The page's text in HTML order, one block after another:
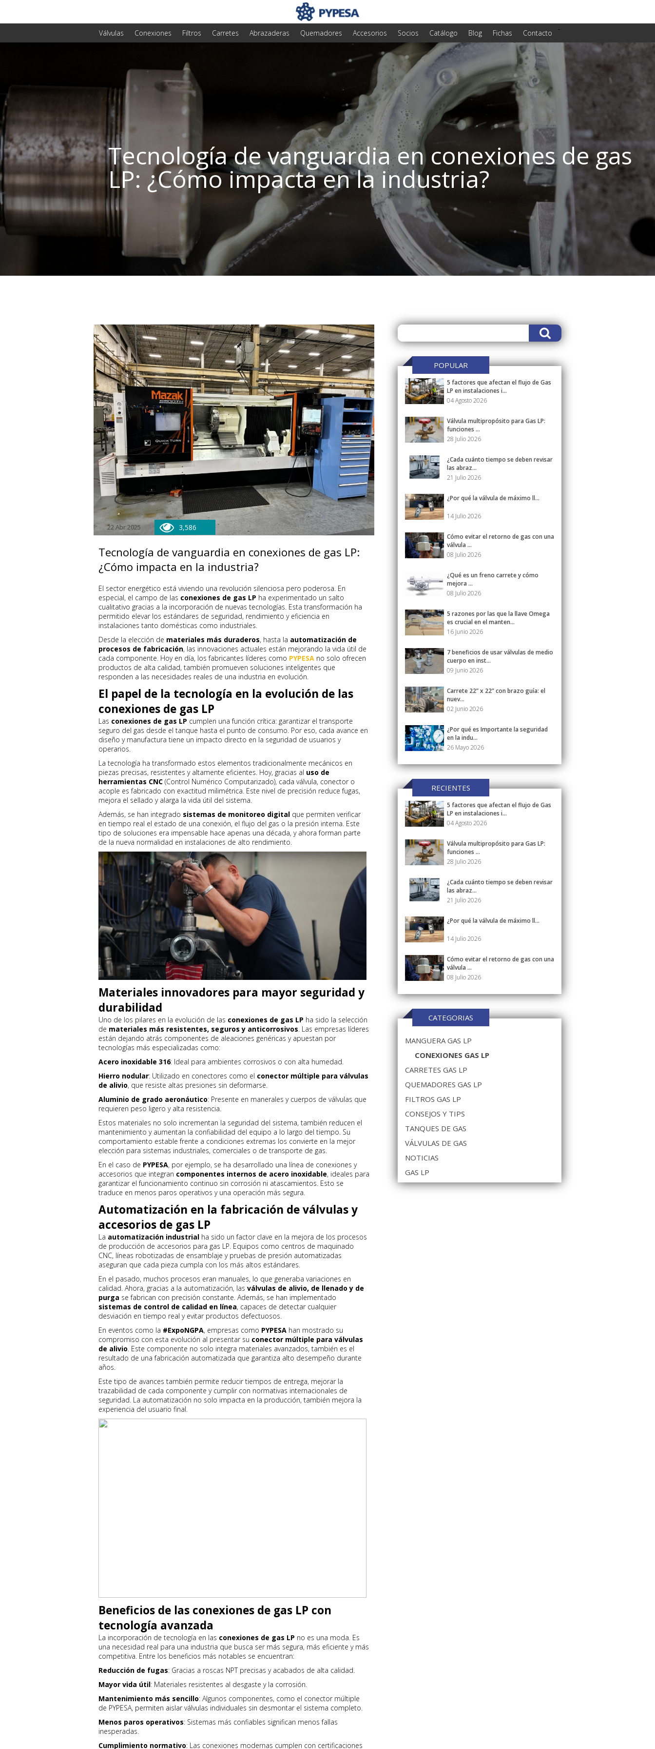
Válvulas Conexiones Filtros Carretes Abrazaderas Quemadores Accesorios Socios -
Catálogo Blog Fichas Contacto
Tecnología de vanguardia en conexiones de gas
LP: ¿Cómo impacta en la industria?
22 Abr 2025 3,586
Tecnología de vanguardia en conexiones de gas LP:
¿Cómo impacta en la industria?
El sector energético está viviendo una revolución silenciosa pero poderosa. En
especial, el campo de las conexiones de gas LP ha experimentado un salto
cualitativo gracias a la incorporación de nuevas tecnologías. Esta transformación ha
permitido elevar los estándares de seguridad, rendimiento y eficiencia en
instalaciones tanto domésticas como industriales.
Desde la elección de materiales más duraderos, hasta la automatización de
procesos de fabricación, las innovaciones actuales están mejorando la vida útil de
cada componente. Hoy en día, los fabricantes líderes como PYPESA no solo ofrecen
productos de alta calidad, también promueven soluciones inteligentes que
responden a las necesidades reales de una industria en evolución.
El papel de la tecnología en la evolución de las
conexiones de gas LP
Las conexiones de gas LP cumplen una función crítica: garantizar el transporte
seguro del gas desde el tanque hasta el punto de consumo. Por eso, cada avance en
diseño y manufactura tiene un impacto directo en la seguridad de usuarios y
operarios.
La tecnología ha transformado estos elementos tradicionalmente mecánicos en
piezas precisas, resistentes y altamente eficientes. Hoy, gracias al uso de
herramientas CNC (Control Numérico Computarizado), cada válvula, conector o
acople es fabricado con exactitud milimétrica. Este nivel de precisión reduce fugas,
mejora el sellado y alarga la vida útil del sistema.
Además, se han integrado sistemas de monitoreo digital que permiten verificar
en tiempo real el estado de una conexión, el flujo del gas o la presión interna. Este
tipo de soluciones era impensable hace apenas una década, y ahora forman parte
de la nueva normalidad en instalaciones de alto rendimiento.
Materiales innovadores para mayor seguridad y
durabilidad
Uno de los pilares en la evolución de las conexiones de gas LP ha sido la selección
de materiales más resistentes, seguros y anticorrosivos. Las empresas líderes
están dejando atrás componentes de aleaciones genéricas y apuestan por
tecnologías más especializadas como:
Acero inoxidable 316: Ideal para ambientes corrosivos o con alta humedad.
Hierro nodular: Utilizado en conectores como el conector múltiple para válvulas
de alivio, que resiste altas presiones sin deformarse.
Aluminio de grado aeronáutico: Presente en manerales y cuerpos de válvulas que
requieren peso ligero y alta resistencia.
Estos materiales no solo incrementan la seguridad del sistema, también reducen el
mantenimiento y aumentan la confiabilidad del equipo a lo largo del tiempo. Su
comportamiento estable frente a condiciones extremas los convierte en la mejor
elección para sistemas industriales, comerciales o de transporte de gas.
En el caso de PYPESA, por ejemplo, se ha desarrollado una línea de conexiones y
accesorios que integran componentes internos de acero inoxidable, ideales para
garantizar el funcionamiento continuo sin corrosión ni atascamientos. Esto se
traduce en menos paros operativos y una operación más segura.
Automatización en la fabricación de válvulas y
accesorios de gas LP
La automatización industrial ha sido un factor clave en la mejora de los procesos
de producción de accesorios para gas LP. Equipos como centros de maquinado
CNC, líneas robotizadas de ensamblaje y pruebas de presión automatizadas
aseguran que cada pieza cumpla con los más altos estándares.
En el pasado, muchos procesos eran manuales, lo que generaba variaciones en
calidad. Ahora, gracias a la automatización, las válvulas de alivio, de llenado y de
purga se fabrican con precisión constante. Además, se han implementado
sistemas de control de calidad en línea, capaces de detectar cualquier
desviación en tiempo real y evitar productos defectuosos.
En eventos como la #ExpoNGPA, empresas como PYPESA han mostrado su
compromiso con esta evolución al presentar su conector múltiple para válvulas
de alivio. Este componente no solo integra materiales avanzados, también es el
resultado de una fabricación automatizada que garantiza alto desempeño durante
años.
Este tipo de avances también permite reducir tiempos de entrega, mejorar la
trazabilidad de cada componente y cumplir con normativas internacionales de
seguridad. La automatización no solo impacta en la producción, también mejora la
experiencia del usuario final.
Beneficios de las conexiones de gas LP con
tecnología avanzada
La incorporación de tecnología en las conexiones de gas LP no es una moda. Es
una necesidad real para una industria que busca ser más segura, más eficiente y más
competitiva. Entre los beneficios más notables se encuentran:
Reducción de fugas: Gracias a roscas NPT precisas y acabados de alta calidad.
Mayor vida útil: Materiales resistentes al desgaste y la corrosión.
Mantenimiento más sencillo: Algunos componentes, como el conector múltiple
de PYPESA, permiten aislar válvulas individuales sin desmontar el sistema completo.
Menos paros operativos: Sistemas más confiables significan menos fallas
inesperadas.
Cumplimiento normativo: Las conexiones modernas cumplen con certificaciones
POPULAR
5 factores que afectan el flujo de Gas
LP en instalaciones i...
04 Agosto 2026
Válvula multipropósito para Gas LP:
funciones ...
28 Julio 2026
¿Cada cuánto tiempo se deben revisar
las abraz...
21 Julio 2026
¿Por qué la válvula de máximo ll...
14 Julio 2026
Cómo evitar el retorno de gas con una
válvula ...
08 Julio 2026
¿Qué es un freno carrete y cómo
mejora ...
08 Julio 2026
5 razones por las que la llave Omega
es crucial en el manten...
16 Junio 2026
7 beneficios de usar válvulas de medio
cuerpo en inst...
09 Junio 2026
Carrete 22” x 22” con brazo guía: el
nuev...
02 Junio 2026
¿Por qué es Importante la seguridad
en la indu...
26 Mayo 2026
RECIENTES
5 factores que afectan el flujo de Gas
LP en instalaciones i...
04 Agosto 2026
Válvula multipropósito para Gas LP:
funciones ...
28 Julio 2026
¿Cada cuánto tiempo se deben revisar
las abraz...
21 Julio 2026
¿Por qué la válvula de máximo ll...
14 Julio 2026
Cómo evitar el retorno de gas con una
válvula ...
08 Julio 2026
CATEGORIAS
MANGUERA GAS LP
CONEXIONES GAS LP
CARRETES GAS LP
QUEMADORES GAS LP
FILTROS GAS LP
CONSEJOS Y TIPS
TANQUES DE GAS
VÁLVULAS DE GAS
NOTICIAS
GAS LP